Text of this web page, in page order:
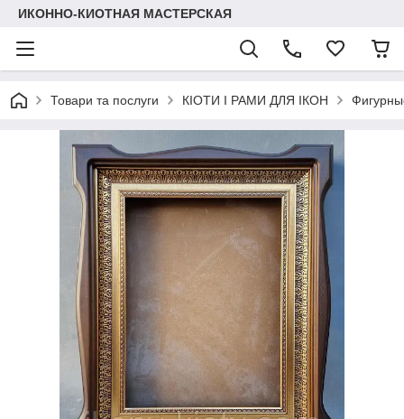
ИКОННО-КИОТНАЯ МАСТЕРСКАЯ
Товари та послуги КІОТИ І РАМИ ДЛЯ ІКОН